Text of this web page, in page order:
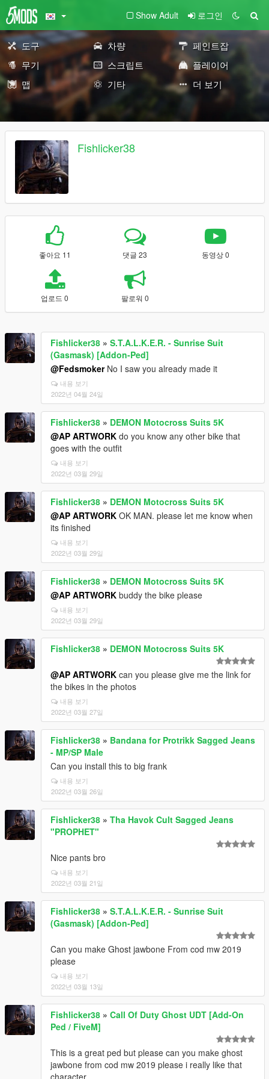
Show Adult 로그인
도구 차량
페인트잡
무기
스크립트
플레이어
맵
기타 더 보기
Fishlicker38
좋아요 11 댓글 23 동영상 0
업로드 0 팔로워 0
Fishlicker38 » S.T.A.L.K.E.R. - Sunrise Suit
(Gasmask) [Addon-Ped]
@FedsmokerNo I saw you already made it
내용 보기
2022년 04월 24일
Fishlicker38 » DEMON Motocross Suits 5K
@AP ARTWORK do you know any other bike that
goes with the outfit
내용 보기
2022년 03월 29일
Fishlicker38 » DEMON Motocross Suits 5K
@AP ARTWORK OK MAN. please let me know when
its finished
내용 보기
2022년 03월 29일
Fishlicker38 » DEMON Motocross Suits 5K
@AP ARTWORK buddy the bike please
내용 보기
2022년 03월 29일
Fishlicker38 » DEMON Motocross Suits 5K
@AP ARTWORK can you please give me the link for
the bikes in the photos
내용 보기
2022년 03월 27일
Fishlicker38 » Bandana for Protrikk Sagged Jeans
- MP/SP Male
Can you install this to big frank
내용 보기
2022년 03월 26일
Fishlicker38 » Tha Havok Cult Sagged Jeans
"PROPHET"
Nice pants bro
내용 보기
2022년 03월 21일
Fishlicker38 » S.T.A.L.K.E.R. - Sunrise Suit
(Gasmask) [Addon-Ped]
Can you make Ghost jawbone From cod mw 2019
please
내용 보기
2022년 03월 13일
Fishlicker38 » Call Of Duty Ghost UDT [Add-On
Ped / FiveM]
This is a great ped but please can you make ghost
jawbone from cod mw 2019 please i really like that
character.